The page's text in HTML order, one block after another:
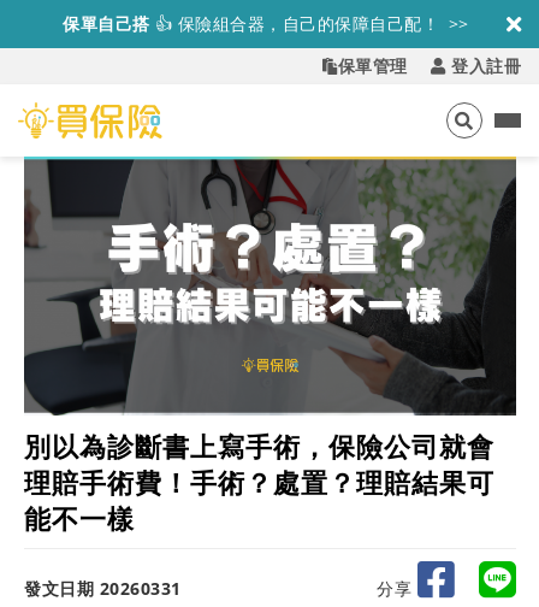
保單自己搭 👍 保險組合器，自己的保障自己配！ >>
保單管理
登入註冊
別以為診斷書上寫手術，保險公司就會
理賠手術費！手術？處置？理賠結果可
能不一樣
發文日期 20260331
分享